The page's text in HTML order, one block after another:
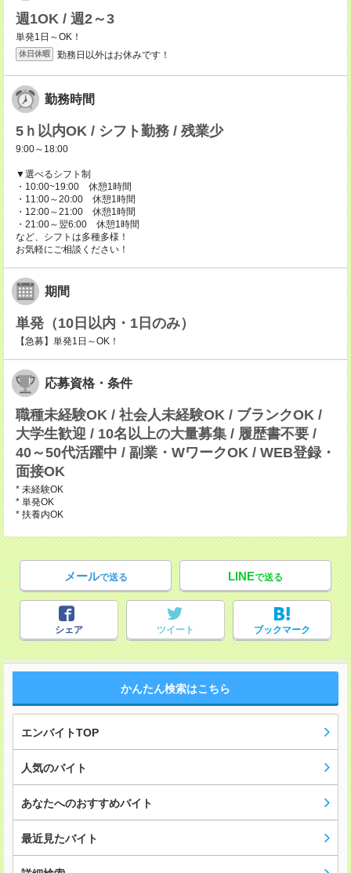
週1OK / 週2～3
単発1日～OK！
休日休暇 勤務日以外はお休みです！
勤務時間
5ｈ以内OK / シフト勤務 / 残業少
9:00～18:00
▼選べるシフト制
・10:00~19:00 休憩1時間
・11:00～20:00 休憩1時間
・12:00～21:00 休憩1時間
・21:00～翌6:00 休憩1時間
など、シフトは多種多様！
お気軽にご相談ください！
期間
単発（10日以内・1日のみ）
【急募】単発1日～OK！
応募資格・条件
職種未経験OK / 社会人未経験OK / ブランクOK /
大学生歓迎 / 10名以上の大量募集 / 履歴書不要 /
40～50代活躍中 / 副業・WワークOK / WEB登録・
面接OK
* 未経験OK
* 単発OK
* 扶養内OK
メールで送る LINEで送る
シェア ツイート ブックマーク
かんたん検索はこちら
エンバイトTOP
人気のバイト
あなたへのおすすめバイト
最近見たバイト